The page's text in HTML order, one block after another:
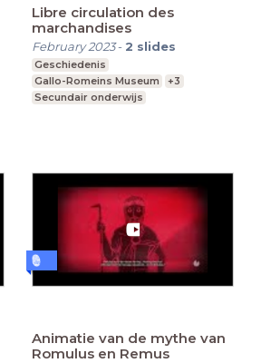
Libre circulation des
marchandises
February 2023- 2 slides
Geschiedenis
Gallo-Romeins Museum
+3
Secundair onderwijs
Animatie van de mythe van
Romulus en Remus